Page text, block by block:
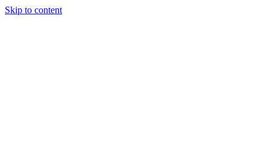
Skip to content